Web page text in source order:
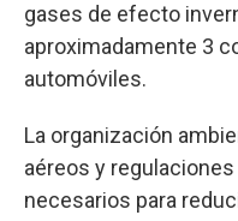
gases de efecto
aproximadamente 3
automóviles.
La organización
aéreos y
necesarios para